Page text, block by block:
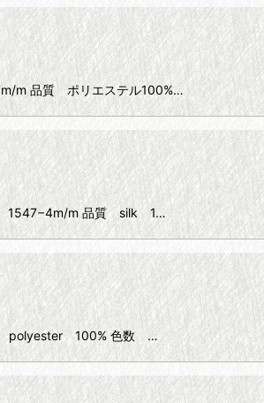
m 品質 ポリエステル100%…
番 1547−4m/m 品質 silk 1…
質 polyester 100% 色数 …